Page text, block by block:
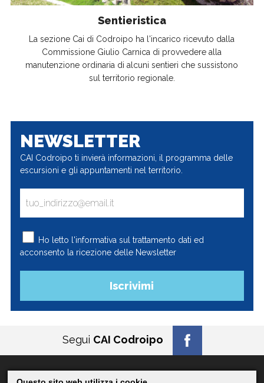
Sentieristica
La sezione Cai di Codroipo ha l'incarico ricevuto dalla
Commissione Giulio Carnica di provvedere alla
manutenzione ordinaria di alcuni sentieri che sussistono
sul territorio regionale.
NEWSLETTER
CAI Codroipo ti invierà informazioni, il programma delle
escursioni e gli appuntamenti nel territorio.
Ho letto l'informativa sul trattamento dati ed
acconsento la ricezione delle Newsletter
Segui CAI Codroipo